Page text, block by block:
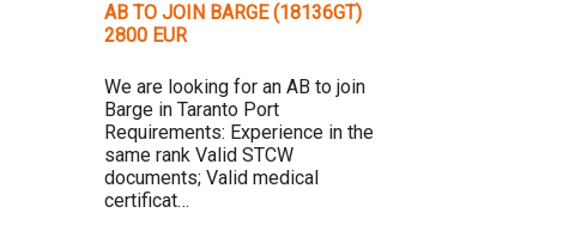
AB TO JOIN BARGE (18136GT)
2800 EUR
We are looking for an AB to join
Barge in Taranto Port
Requirements: Experience in the
same rank Valid STCW
documents; Valid medical
certificat…